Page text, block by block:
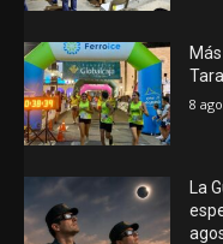
8
La